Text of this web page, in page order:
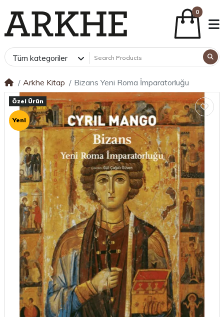
0
Tüm kategoriler
Arkhe Kitap Bizans Yeni Roma İmparatorluğu
Özel Ürün
Yeni